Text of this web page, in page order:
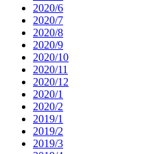
2020/6
2020/7
2020/8
2020/9
2020/10
2020/11
2020/12
2020/1
2020/2
2019/1
2019/2
2019/3